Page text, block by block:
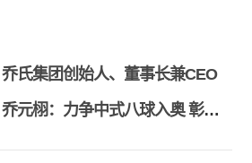
乔氏集团创始人、董事长兼CEO
乔元栩：力争中式八球入奥 彰显
和合共生精神